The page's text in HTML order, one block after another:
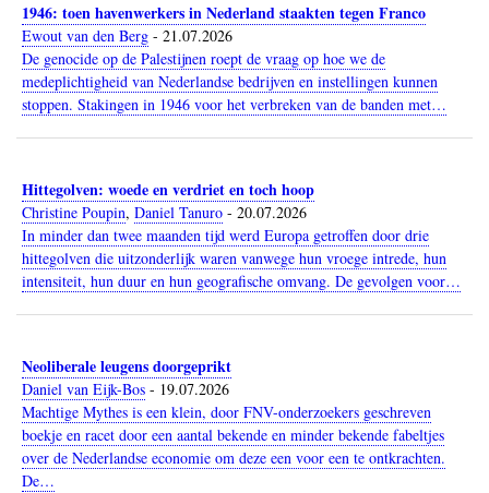
1946: toen havenwerkers in Nederland staakten tegen Franco
Ewout van den Berg - 21.07.2026
De genocide op de Palestijnen roept de vraag op hoe we de
medeplichtigheid van Nederlandse bedrijven en instellingen kunnen
stoppen. Stakingen in 1946 voor het verbreken van de banden met…
Hittegolven: woede en verdriet en toch hoop
Christine Poupin, Daniel Tanuro - 20.07.2026
In minder dan twee maanden tijd werd Europa getroffen door drie
hittegolven die uitzonderlijk waren vanwege hun vroege intrede, hun
intensiteit, hun duur en hun geografische omvang. De gevolgen voor…
Neoliberale leugens doorgeprikt
Daniel van Eijk-Bos - 19.07.2026
Machtige Mythes is een klein, door FNV-onderzoekers geschreven
boekje en racet door een aantal bekende en minder bekende fabeltjes
over de Nederlandse economie om deze een voor een te ontkrachten.
De…